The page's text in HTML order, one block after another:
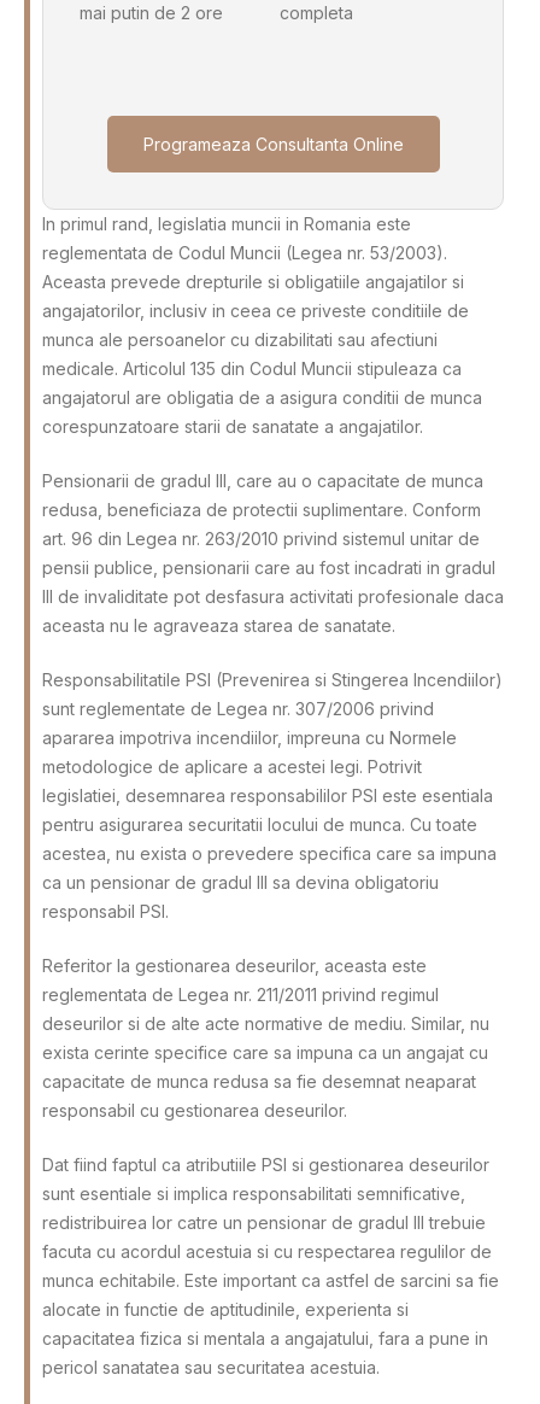
mai putin de 2 ore
completa
Programeaza Consultanta Online
In primul rand, legislatia muncii in Romania este
reglementata de Codul Muncii (Legea nr. 53/2003).
Aceasta prevede drepturile si obligatiile angajatilor si
angajatorilor, inclusiv in ceea ce priveste conditiile de
munca ale persoanelor cu dizabilitati sau afectiuni
medicale. Articolul 135 din Codul Muncii stipuleaza ca
angajatorul are obligatia de a asigura conditii de munca
corespunzatoare starii de sanatate a angajatilor.
Pensionarii de gradul III, care au o capacitate de munca
redusa, beneficiaza de protectii suplimentare. Conform
art. 96 din Legea nr. 263/2010 privind sistemul unitar de
pensii publice, pensionarii care au fost incadrati in gradul
III de invaliditate pot desfasura activitati profesionale daca
aceasta nu le agraveaza starea de sanatate.
Responsabilitatile PSI (Prevenirea si Stingerea Incendiilor)
sunt reglementate de Legea nr. 307/2006 privind
apararea impotriva incendiilor, impreuna cu Normele
metodologice de aplicare a acestei legi. Potrivit
legislatiei, desemnarea responsabililor PSI este esentiala
pentru asigurarea securitatii locului de munca. Cu toate
acestea, nu exista o prevedere specifica care sa impuna
ca un pensionar de gradul III sa devina obligatoriu
responsabil PSI.
Referitor la gestionarea deseurilor, aceasta este
reglementata de Legea nr. 211/2011 privind regimul
deseurilor si de alte acte normative de mediu. Similar, nu
exista cerinte specifice care sa impuna ca un angajat cu
capacitate de munca redusa sa fie desemnat neaparat
responsabil cu gestionarea deseurilor.
Dat fiind faptul ca atributiile PSI si gestionarea deseurilor
sunt esentiale si implica responsabilitati semnificative,
redistribuirea lor catre un pensionar de gradul III trebuie
facuta cu acordul acestuia si cu respectarea regulilor de
munca echitabile. Este important ca astfel de sarcini sa fie
alocate in functie de aptitudinile, experienta si
capacitatea fizica si mentala a angajatului, fara a pune in
pericol sanatatea sau securitatea acestuia.